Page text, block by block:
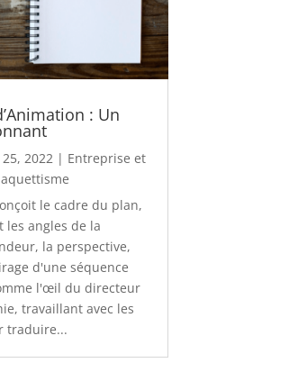
: Un
2022| Entreprise et
le cadre du plan,
les angles de la
la perspective,
d'une séquence
l'œil du directeur
travaillant avec les
traduire...